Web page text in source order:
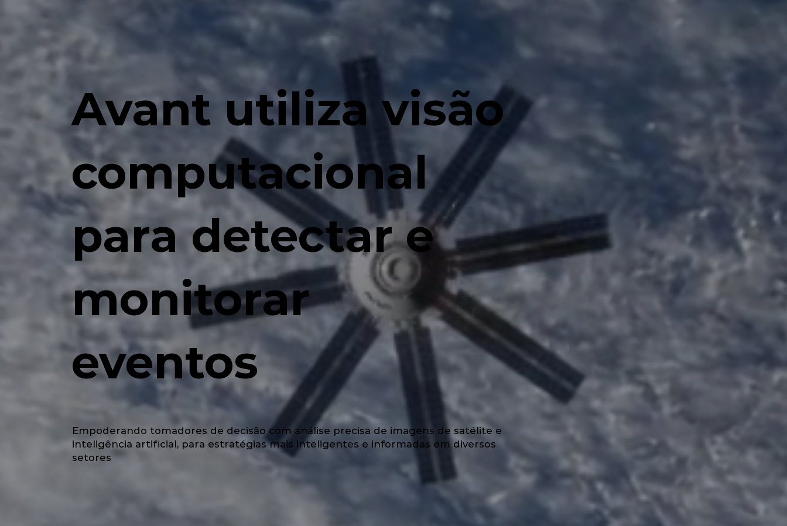
Avant utiliza visão
computacional
para detectar e
monitorar
eventos
Empoderando tomadores de decisão com análise precisa de imagens de satélite e
inteligência artificial, para estratégias mais inteligentes e informadas em diversos
setores